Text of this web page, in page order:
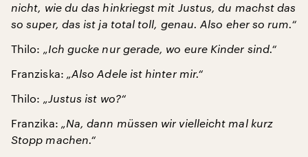
nicht, wie du das hinkriegst mit Justus, du machst das
so super, das ist ja total toll, genau. Also eher so rum.“
Thilo: „Ich gucke nur gerade, wo eure Kinder sind.“
Franziska: „Also Adele ist hinter mir.“
Thilo: „Justus ist wo?“
Franzika: „Na, dann müssen wir vielleicht mal kurz
Stopp machen.“